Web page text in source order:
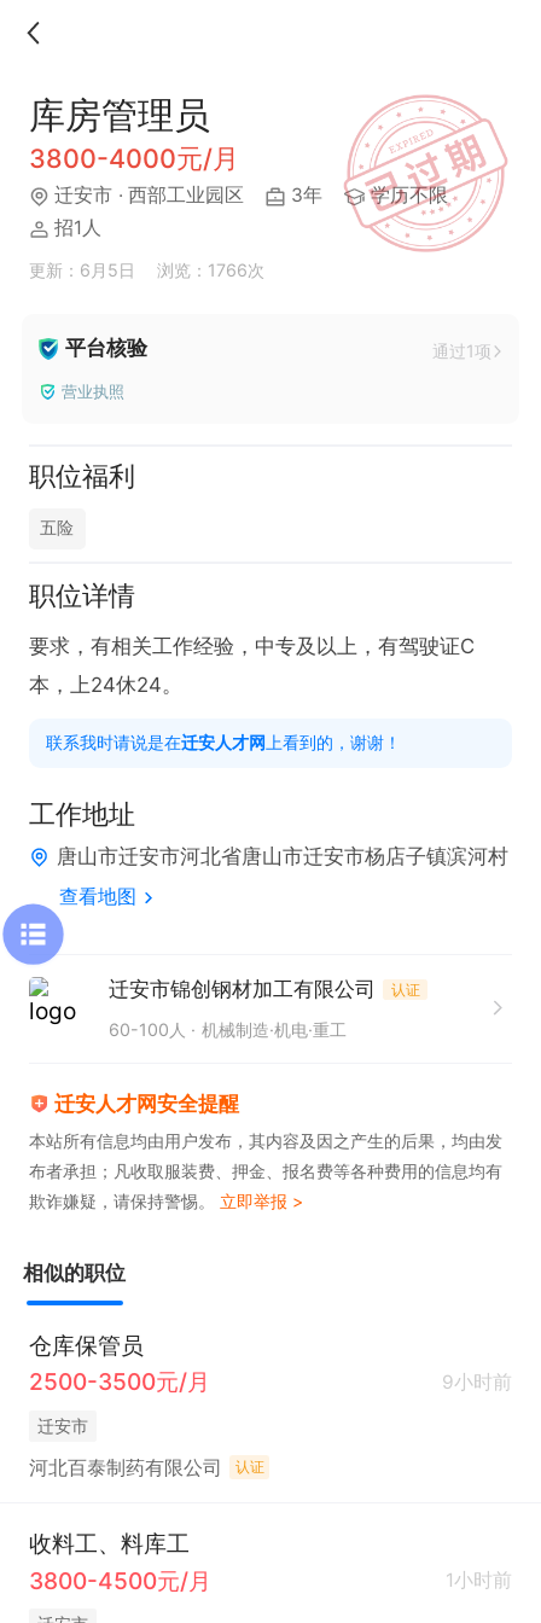
库房管理员
3800-4000元/月
迁安市 · 西部工业园区 3年
学历不限
招1人
更新：6月5日 浏览：1766次
平台核验 通过1项
营业执照
职位福利
五险
职位详情
要求，有相关工作经验，中专及以上，有驾驶证C
本，上24休24。
联系我时请说是在迁安人才网 上看到的，谢谢！
工作地址
唐山市迁安市河北省唐山市迁安市杨店子镇滨河村
查看地图
迁安市锦创钢材加工有限公司 认证
60-100人 机械制造·机电·重工
迁安人才网安全提醒
本站所有信息均由用户发布，其内容及因之产生的后果，均由发
布者承担；凡收取服装费、押金、报名费等各种费用的信息均有
欺诈嫌疑，请保持警惕。 立即举报 >
相似的职位
仓库保管员
2500-3500元/月
9小时前
迁安市
河北百泰制药有限公司 认证
收料工、料库工
3800-4500元/月
1小时前